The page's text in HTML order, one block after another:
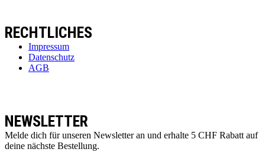
RECHTLICHES
Impressum
Datenschutz
AGB
NEWSLETTER
Melde dich für unseren Newsletter an und erhalte 5 CHF Rabatt auf
deine nächste Bestellung.